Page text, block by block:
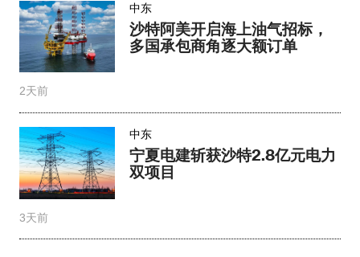
中东
沙特阿美开启海上油气招标，
多国承包商角逐大额订单
2天前
中东
宁夏电建斩获沙特2.8亿元电力
双项目
3天前